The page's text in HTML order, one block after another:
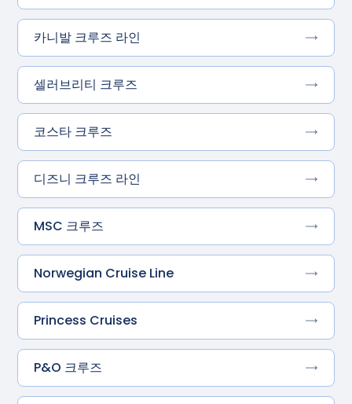
카니발 크루즈 라인
셀러브리티 크루즈
코스타 크루즈
디즈니 크루즈 라인
MSC 크루즈
Norwegian Cruise Line
Princess Cruises
P&O 크루즈